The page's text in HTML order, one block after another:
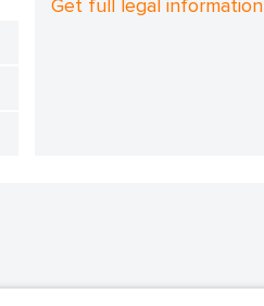
Get full legal information